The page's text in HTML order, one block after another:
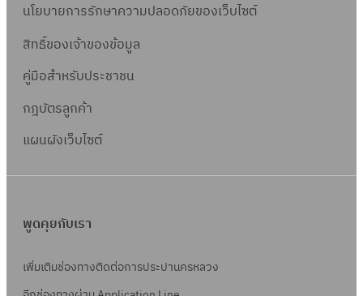
นโยบายการรักษาความปลอดภัยของเว็บไซต์
สิทธิ์ของเจ้าของข้อมูล
คู่มือสำหรับประชาชน
กฎบัตรลูกค้า
แผนผังเว็บไซต์
พูดคุยกับเรา
เพิ่มเติมช่องทางติดต่อการประปานครหลวง